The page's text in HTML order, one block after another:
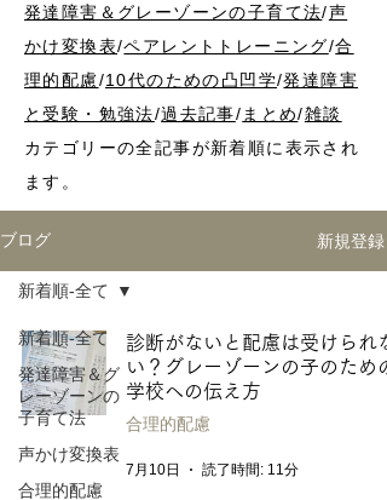
発達障害＆グレーゾーンの子育て法/声
かけ変換表/ペアレントトレーニング/合
理的配慮/10代のための凸凹学/発達障害
と受験・勉強法/過去記事/ まとめ/雑談
カテゴリーの全記事が新着順に表示され
ます。
ブログ 新規登録
新着順-全て
発達障害＆グ
レーゾーンの
子育て法
声かけ変換表
合理的配慮
新着順-全て
診断がないと配慮は受けられな
い？グレーゾーンの子のための
学校への伝え方
合理的配慮
7月10日 読了時間: 11分